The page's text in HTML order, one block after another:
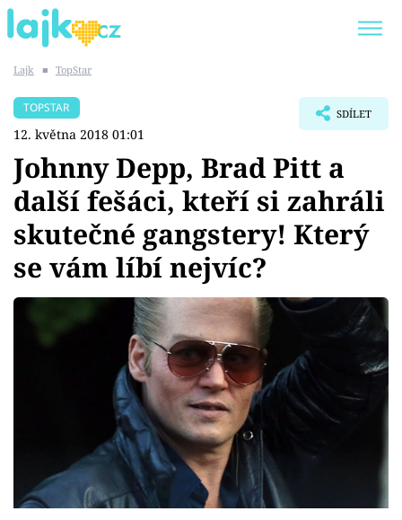
SHOPAHOLICADEL
Témata
Showbyznys
Youtubeři
Sex a vztahy
Sledujte prima+
Lajk ■ TopStar
TOPSTAR
12. května 2018 01:01
SDÍLET
Johnny Depp, Brad Pitt a
další fešáci, kteří si zahráli
skutečné gangstery! Který
se vám líbí nejvíc?